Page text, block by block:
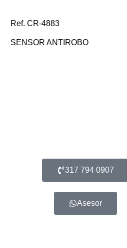
Ref. CR-4883
SENSOR ANTIROBO
317 794 0907
Asesor